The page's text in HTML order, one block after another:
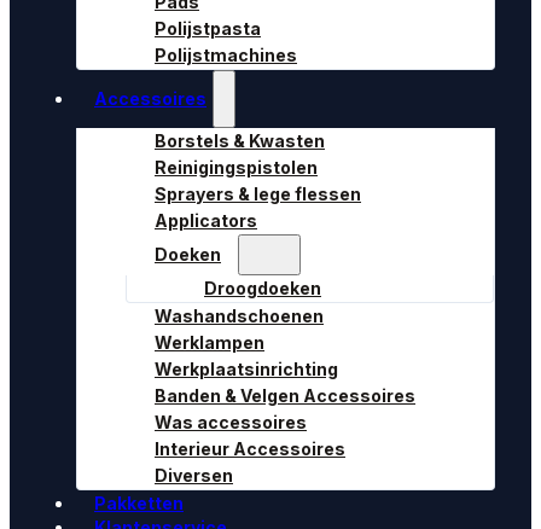
Polijstpasta
Polijstmachines
Accessoires
Borstels & Kwasten
Reinigingspistolen
Sprayers & lege flessen
Applicators
Doeken
Droogdoeken
Washandschoenen
Werklampen
Werkplaatsinrichting
Banden & Velgen Accessoires
Was accessoires
Interieur Accessoires
Diversen
Pakketten